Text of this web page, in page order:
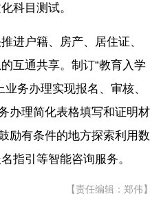
科目测试。
进户籍、房产、居住证、
互通共享。制订“教育入学
务办理实现报名、审核、
办理简化表格填写和证明材
励有条件的地方探索利用数
指引等智能咨询服务。
【责任编辑：郑伟】